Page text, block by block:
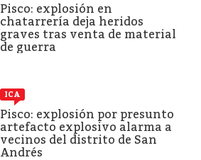
Pisco: explosión en
chatarrería deja heridos
graves tras venta de material
de guerra
ICA
Pisco: explosión por presunto
artefacto explosivo alarma a
vecinos del distrito de San
Andrés